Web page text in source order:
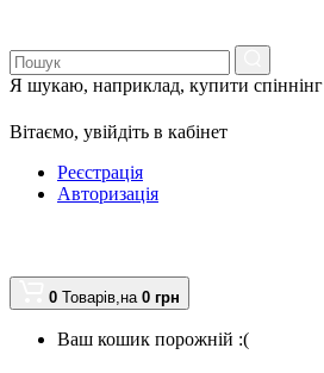
Я шукаю, наприклад, купити спіннінг
Вітаємо, увійдіть в кабінет
Реєстрація
Авторизація
0 Товарів,на 0 грн
Ваш кошик порожній :(